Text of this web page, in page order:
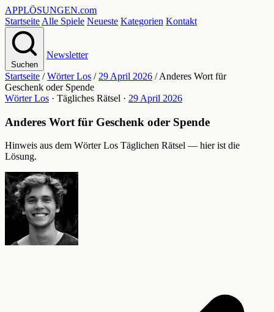
APPLÖSUNGEN.com
Startseite Alle Spiele Neueste Kategorien Kontakt
Suchen
Newsletter
Startseite / Wörter Los / 29 April 2026 / Anderes Wort für
Geschenk oder Spende
Wörter Los · Tägliches Rätsel · 29 April 2026
Anderes Wort für Geschenk oder Spende
Hinweis aus dem Wörter Los Täglichen Rätsel — hier ist die
Lösung.